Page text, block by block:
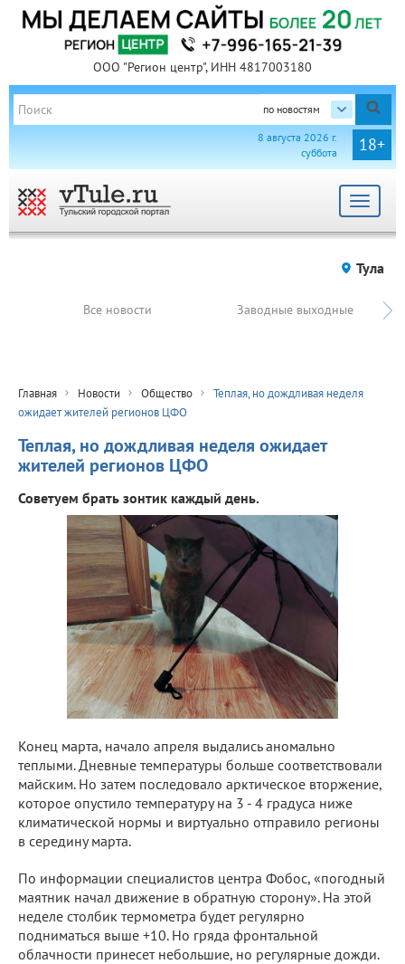
ООО "Регион центр", ИНН 4817003180
по новостям
18+
8 августа 2026 г.
суббота
Toggle
Тула
Все новости Заводные выходные
Главная Новости Общество
Теплая, но дождливая неделя
ожидает жителей регионов ЦФО
Теплая, но дождливая неделя ожидает
жителей регионов ЦФО
Советуем брать зонтик каждый день.
Конец марта, начало апреля выдались аномально
теплыми. Дневные температуры больше соответствовали
майским. Но затем последовало арктическое вторжение,
которое опустило температуру на 3 - 4 градуса ниже
климатической нормы и виртуально отправило регионы
в середину марта.
По информации специалистов центра Фобос, «погодный
маятник начал движение в обратную сторону». На этой
неделе столбик термометра будет регулярно
подниматься выше +10. Но гряда фронтальной
облачности принесет небольшие, но регулярные дожди.